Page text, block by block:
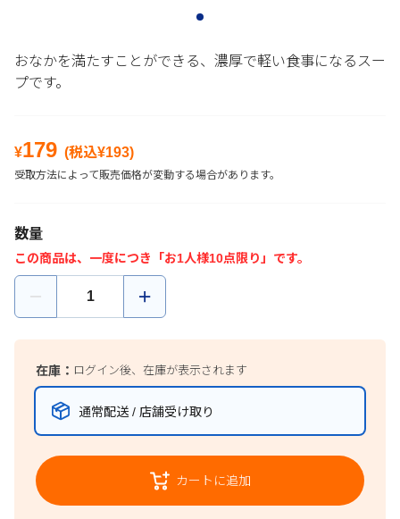
おなかを満たすことができる、濃厚で軽い食事になるスー
プです。
¥179 (税込¥193)
受取方法によって販売価格が変動する場合があります。
数量
この商品は、一度につき「お1人様10点限り」です。
在庫： ログイン後、在庫が表示されます
通常配送 / 店舗受け取り
カートに追加